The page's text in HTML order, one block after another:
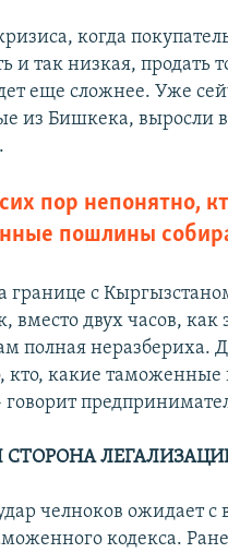
когда
и так низкая, продать
еще сложнее. Уже
из Бишкека, выросли
пор непонятно,
пошлины
границе с
вместо двух часов, как
полная неразбериха.
кто, какие
говорит
СТОРОНА
челноков ожидает с
кодекса.